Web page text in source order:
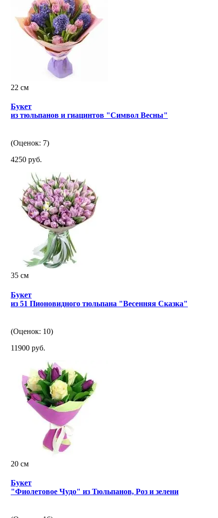
22 см
Букет
из тюльпанов и гиацинтов "Символ Весны"
(Оценок: 7)
4250 руб.
35 см
Букет
из 51 Пионовидного тюльпана "Весенняя Сказка"
(Оценок: 10)
11900 руб.
20 см
Букет
"Фиолетовое Чудо" из Тюльпанов, Роз и зелени